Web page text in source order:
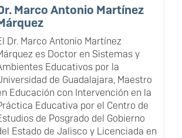
Marco Antonio Martínez
Dr. Marco Antonio Martínez
es Doctor en Sistemas y
Educativos por la
de Guadalajara, Maestro
Educación con Intervención en la
Educativa por el Centro de
de Posgrado del Gobierno
Estado de Jalisco y Licenciada en